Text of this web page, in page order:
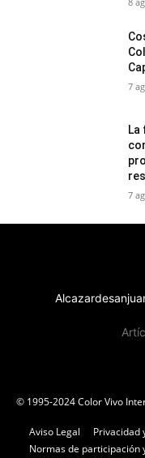
7
La
7
© 1995-2024 Color Vivo
Aviso Legal
Privacidad
Normas de participación